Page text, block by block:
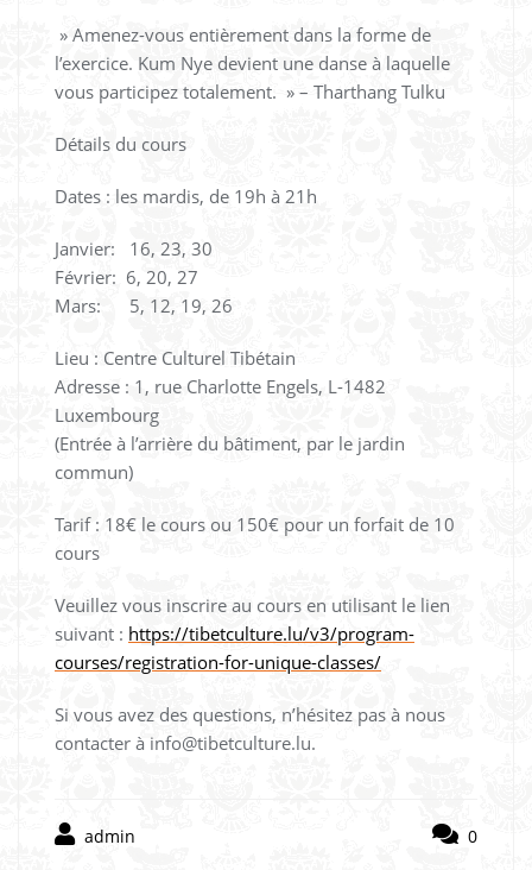
» Amenez-vous entièrement dans la forme de
l’exercice. Kum Nye devient une danse à laquelle
vous participez totalement. » – Tharthang Tulku
Détails du cours
Dates : les mardis, de 19h à 21h
Janvier: 16, 23, 30
Février: 6, 20, 27
Mars: 5, 12, 19, 26
Lieu : Centre Culturel Tibétain
Adresse : 1, rue Charlotte Engels, L-1482
Luxembourg
(Entrée à l’arrière du bâtiment, par le jardin
commun)
Tarif : 18€ le cours ou 150€ pour un forfait de 10
cours
Veuillez vous inscrire au cours en utilisant le lien
suivant : https://tibetculture.lu/v3/program-
courses/registration-for-unique-classes/
Si vous avez des questions, n’hésitez pas à nous
contacter à info@tibetculture.lu.
admin 0